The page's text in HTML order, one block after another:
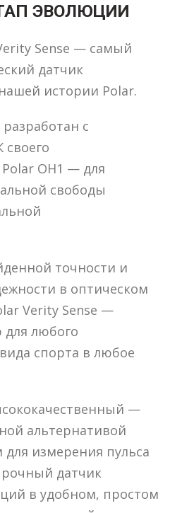
ЭВОЛЮЦИИ
Sense — самый
датчик
истории Polar.
с
OH1 — для
свободы
точности и
в оптическом
Verity Sense —
любого
спорта в любое
—
альтернативой
измерения пульса
датчик
в удобном, простом